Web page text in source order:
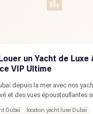
un Yacht de Luxe
VIP Ultime
depuis la mer avec nos
et des vues époustouflantes
Dubaï
location yacht luxe Dubaï